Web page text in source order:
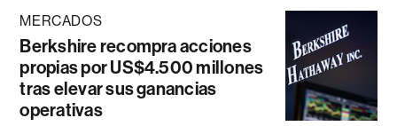
MERCADOS
Berkshire recompra acciones
propias por US$4.500 millones
tras elevar sus ganancias
operativas